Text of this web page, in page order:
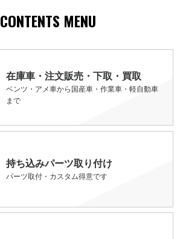
CONTENTS MENU
在庫車・注文販売・下取・買取
ベンツ・アメ車から国産車・作業車・軽自動車
まで
持ち込みパーツ取り付け
パーツ取付・カスタム得意です